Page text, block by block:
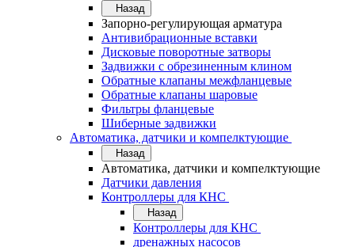
Назад
Запорно-регулирующая арматура
Антивибрационные вставки
Дисковые поворотные затворы
Задвижки с обрезиненным клином
Обратные клапаны межфланцевые
Обратные клапаны шаровые
Фильтры фланцевые
Шиберные задвижки
Автоматика, датчики и компелктующие
Назад
Автоматика, датчики и компелктующие
Датчики давления
Контроллеры для КНС
Назад
Контроллеры для КНС
дренажных насосов